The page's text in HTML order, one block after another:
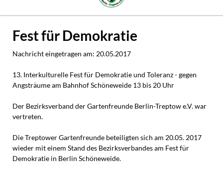
Fest für Demokratie
Nachricht eingetragen am: 20.05.2017
13. Interkulturelle Fest für Demokratie und Toleranz - gegen
Angsträume am Bahnhof Schöneweide 13 bis 20 Uhr
Der Bezirksverband der Gartenfreunde Berlin-Treptow e.V. war
vertreten.
Die Treptower Gartenfreunde beteiligten sich am 20.05. 2017
wieder mit einem Stand des Bezirksverbandes am Fest für
Demokratie in Berlin Schöneweide.